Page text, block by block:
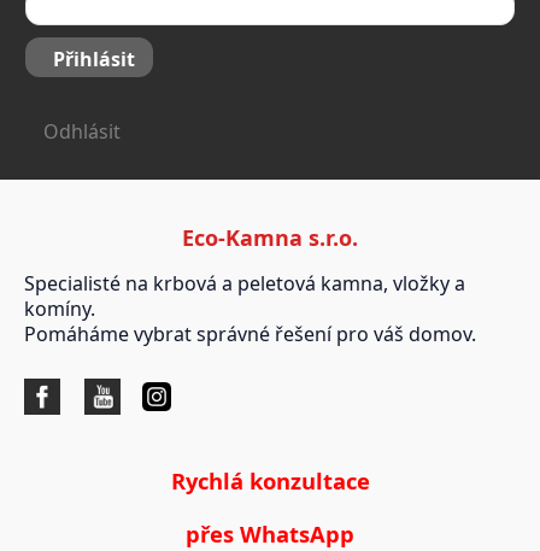
Přihlásit
Odhlásit
Eco-Kamna s.r.o.
Specialisté na krbová a peletová kamna, vložky a
komíny.
Pomáháme vybrat správné řešení pro váš domov.
Rychlá konzultace
přes WhatsApp